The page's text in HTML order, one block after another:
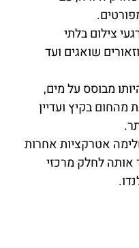
צילום בלתי
שואגים ועד
מבוסס על מים,
בקיץ ועדיין
אטרקציות אחרות
לחלק מרכזי